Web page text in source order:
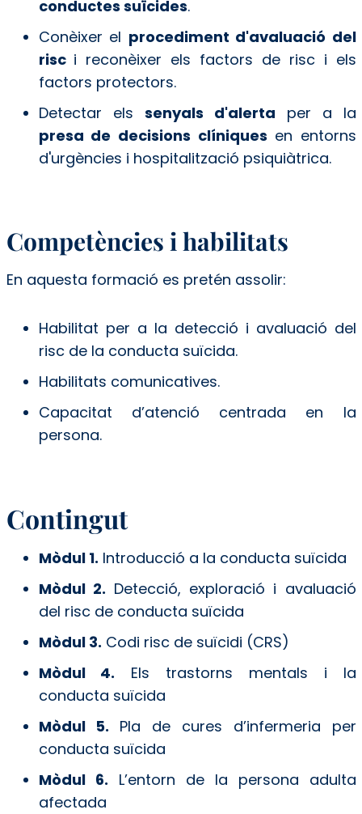
conductes suïcides.
Conèixer el procediment d'avaluació del
risc i reconèixer els factors de risc i els
factors protectors.
Detectar els senyals d'alerta per a la
presa de decisions clíniques en entorns
d'urgències i hospitalització psiquiàtrica.
Competències i habilitats
En aquesta formació es pretén assolir:
Habilitat per a la detecció i avaluació del
risc de la conducta suïcida.
Habilitats comunicatives.
Capacitat d’atenció centrada en la
persona.
Contingut
Mòdul 1. Introducció a la conducta suïcida
Mòdul 2. Detecció, exploració i avaluació
del risc de conducta suïcida
Mòdul 3. Codi risc de suïcidi (CRS)
Mòdul 4. Els trastorns mentals i la
conducta suïcida
Mòdul 5. Pla de cures d’infermeria per
conducta suïcida
Mòdul 6. L’entorn de la persona adulta
afectada